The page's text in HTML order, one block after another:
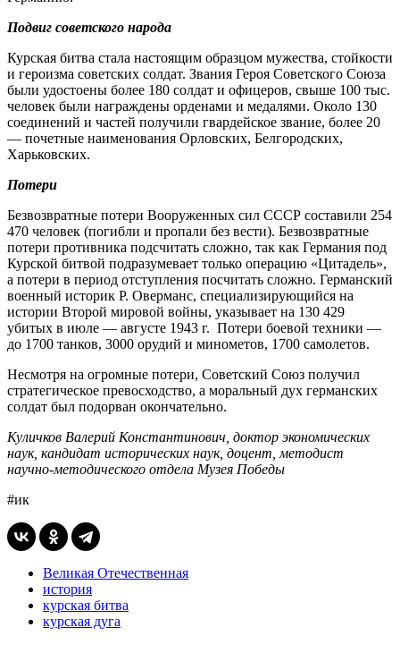
Подвиг советского народа
Курская битва стала настоящим образцом мужества, стойкости
и героизма советских солдат. Звания Героя Советского Союза
были удостоены более 180 солдат и офицеров, свыше 100 тыс.
человек были награждены орденами и медалями. Около 130
соединений и частей получили гвардейское звание, более 20
— почетные наименования Орловских, Белгородских,
Харьковских.
Потери
Безвозвратные потери Вооруженных сил СССР составили 254
470 человек (погибли и пропали без вести). Безвозвратные
потери противника подсчитать сложно, так как Германия под
Курской битвой подразумевает только операцию «Цитадель»,
а потери в период отступления посчитать сложно. Германский
военный историк Р. Оверманс, специализирующийся на
истории Второй мировой войны, указывает на 130 429
убитых в июле — августе 1943 г. Потери боевой техники —
до 1700 танков, 3000 орудий и минометов, 1700 самолетов.
Несмотря на огромные потери, Советский Союз получил
стратегическое превосходство, а моральный дух германских
солдат был подорван окончательно.
Куличков Валерий Константинович, доктор экономических
наук, кандидат исторических наук, доцент, методист
научно-методического отдела Музея Победы
#ик
Великая Отечественная
история
курская битва
курская дуга